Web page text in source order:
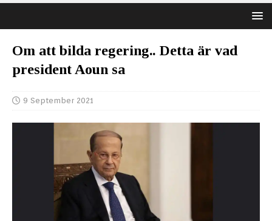
Om att bilda regering.. Detta är vad
president Aoun sa
9 September 2021